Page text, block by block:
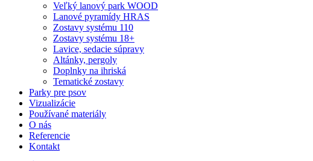
Veľký lanový park WOOD
Lanové pyramídy HRAS
Zostavy systému 110
Zostavy systému 18+
Lavice, sedacie súpravy
Altánky, pergoly
Doplnky na ihriská
Tematické zostavy
Parky pre psov
Vizualizácie
Používané materiály
O nás
Referencie
Kontakt